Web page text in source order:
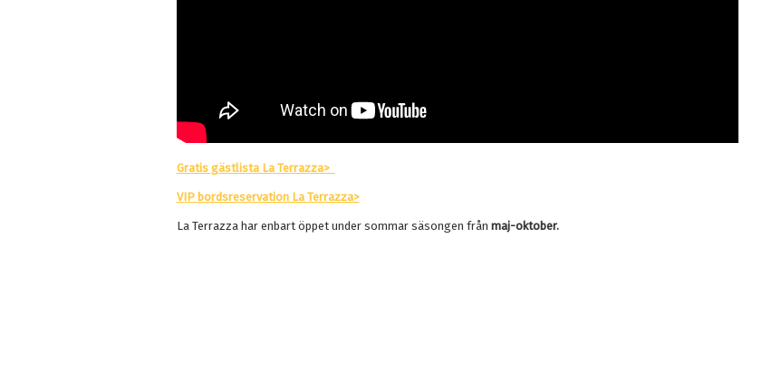
Gratis gästlista La Terrazza>
VIP bordsreservation La Terrazza>
La Terrazza har enbart öppet under sommar säsongen från maj-oktober.